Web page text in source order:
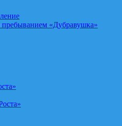
«Дубравушка»